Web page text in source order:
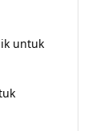
untuk